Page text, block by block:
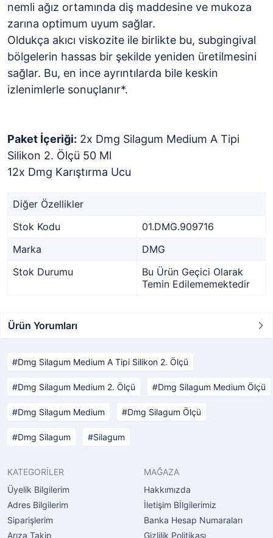
nemli ağız ortamında diş maddesine ve mukoza
zarına optimum uyum sağlar.
Oldukça akıcı viskozite ile birlikte bu, subgingival
bölgelerin hassas bir şekilde yeniden üretilmesini
sağlar. Bu, en ince ayrıntılarda bile keskin
izlenimlerle sonuçlanır*.
Paket İçeriği: 2x Dmg Silagum Medium A Tipi
Silikon 2. Ölçü 50 Ml
12x Dmg Karıştırma Ucu
Diğer Özellikler
Stok Kodu
01.DMG.909716
Marka
DMG
Stok Durumu
Bu Ürün Geçici Olarak
Temin Edilememektedir
Ürün Yorumları
Dmg Silagum Medium A Tipi Silikon 2. Ölçü
Dmg Silagum Medium 2. Ölçü Dmg Silagum Medium Ölçü
Dmg Silagum Medium Dmg Silagum Ölçü
Dmg Silagum Silagum
KATEGORİLER
Üyelik Bilgilerim
Adres Bilgilerim
Siparişlerim
Arıza Takip
MAĞAZA
Hakkımızda
İletişim Bİlgilerimiz
Banka Hesap Numaraları
Gizlilik Politikası